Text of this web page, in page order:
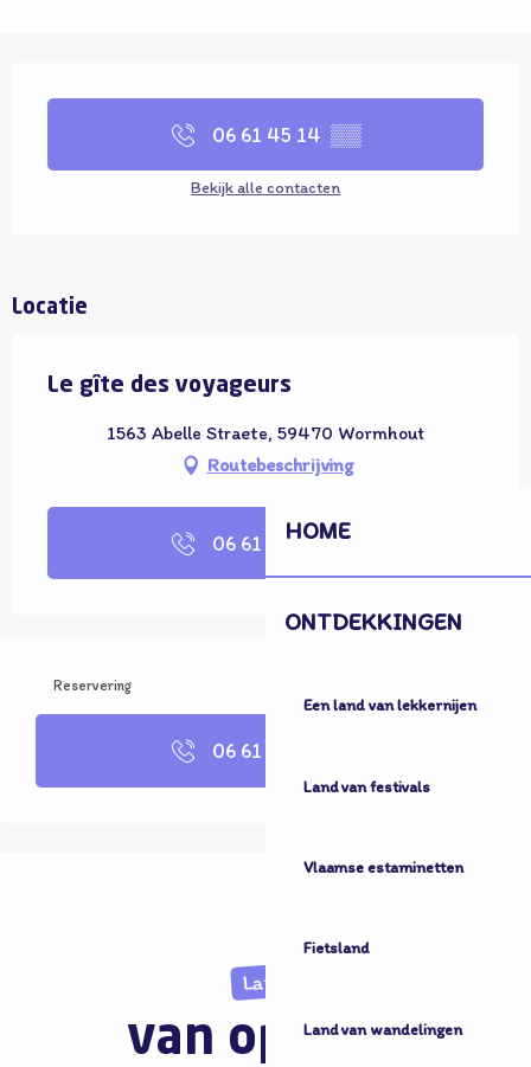
HOME
ONTDEKKINGEN
Een land van lekkernijen
Land van festivals
Vlaamse estaminetten
Fietsland
Land van wandelingen
06 61 45 14 ▒▒
Bekijk alle contacten
Locatie
Le gîte des voyageurs
1563 Abelle Straete, 59470 Wormhout
Routebeschrijving
06 61 45 14▒▒
Reservering
06 61 45 14
Land
van opvang